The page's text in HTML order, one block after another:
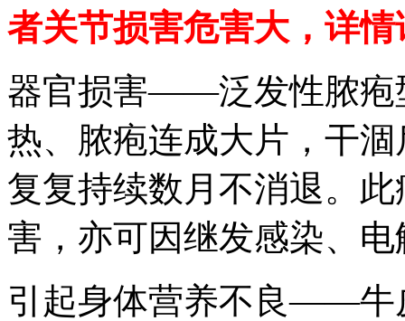
者关节损害危害大，详
器官损害——泛发性脓疱
热、脓疱连成大片，干
复复持续数月不消退。
害，亦可因继发感染、
引起身体营养不良——牛